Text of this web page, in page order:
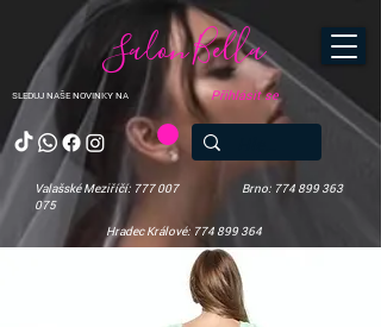
SLEDUJ NAŠE NOVINKY NA
Salon Bella
Valašské Meziříčí: 777 007
075
Brno: 774 899 363
Hradec Králové: 774 899 364
Přihlásit se